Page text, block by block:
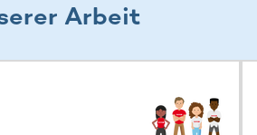
Arbeit